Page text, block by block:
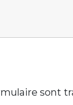
sont